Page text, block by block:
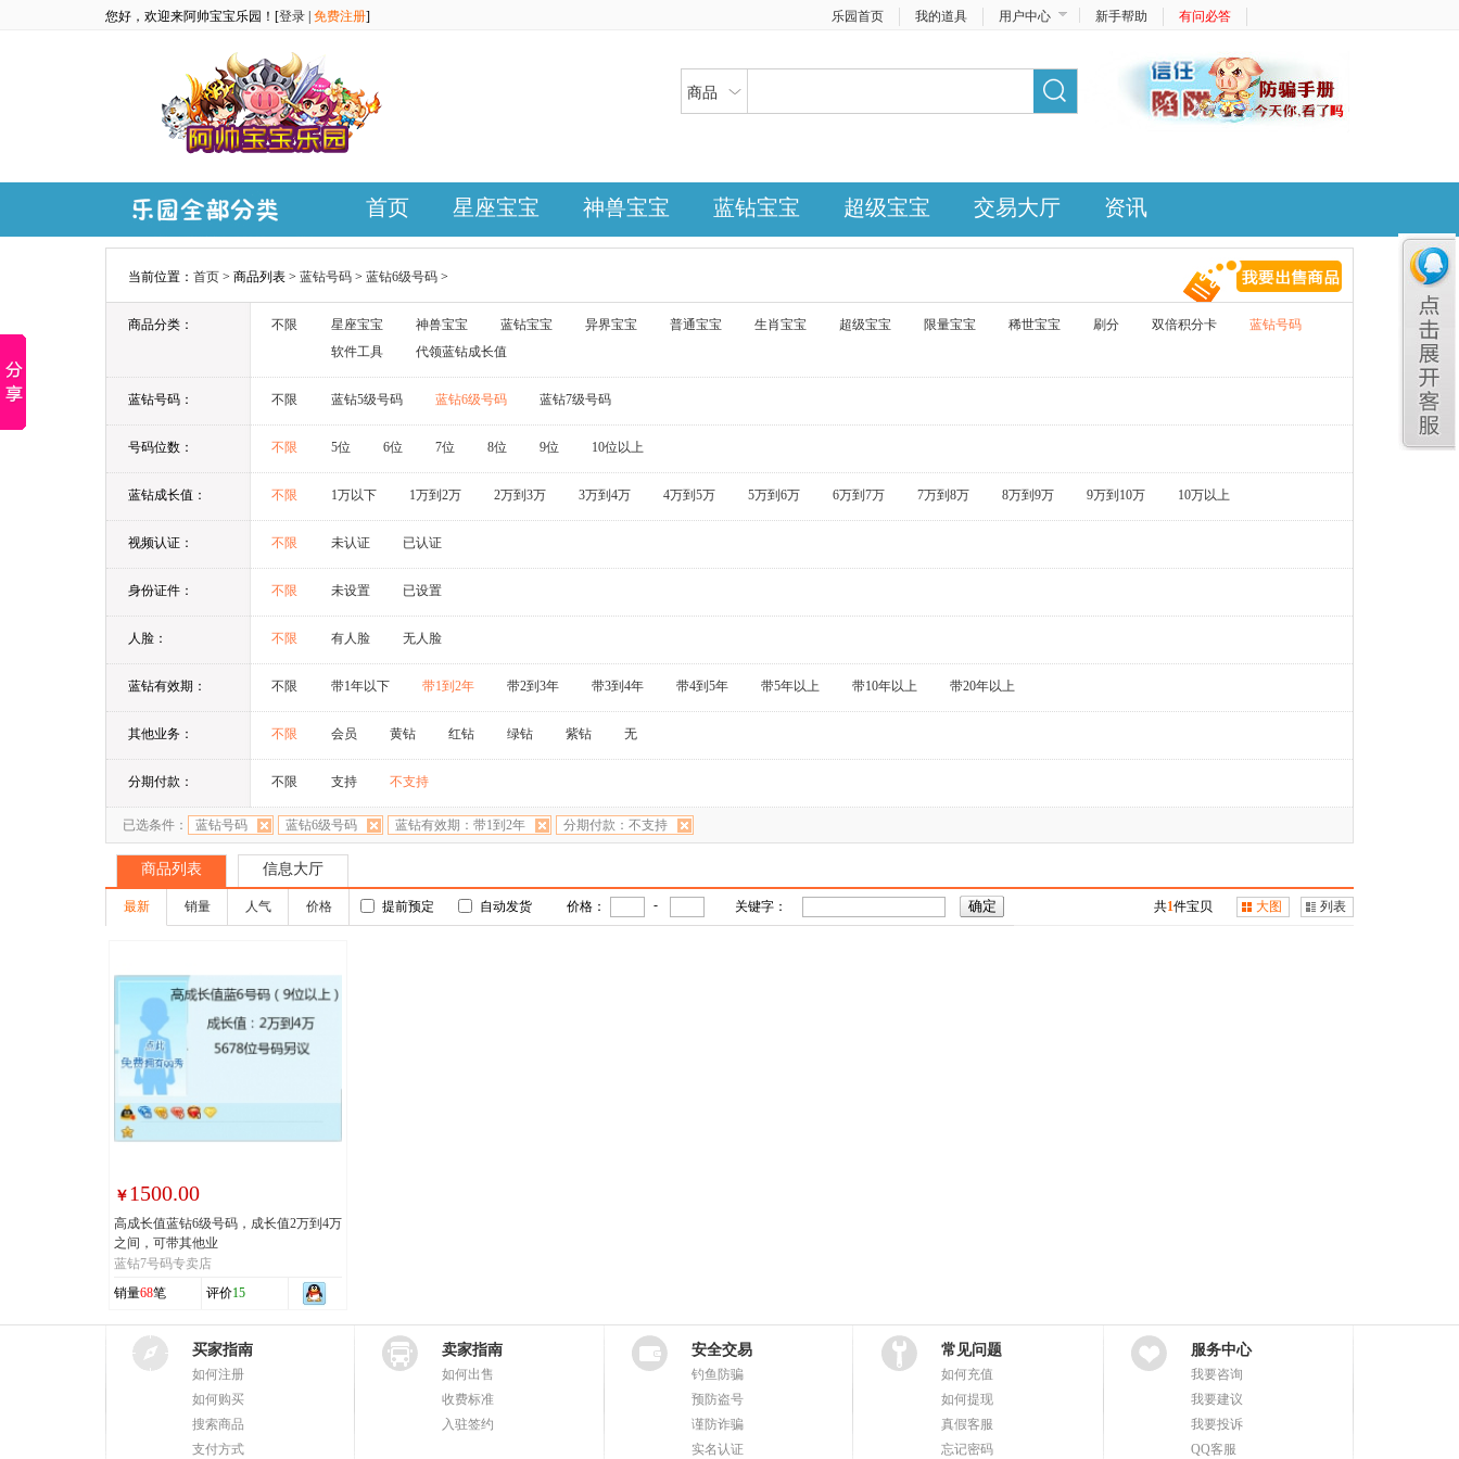
您好，欢迎来阿帅宝宝乐园！[登录 免费注册] 乐园首页 我的道具 用户中心 新手帮助 有问必答
商品
首页 星座宝宝 神兽宝宝 蓝钻宝宝 超级宝宝 交易大厅 资讯
当前位置： 首页 > 商品列表 > 蓝钻号码 > 蓝钻6级号码 >
商品分类： 不限 星座宝宝 神兽宝宝 蓝钻宝宝 异界宝宝 普通宝宝 生肖宝宝 超级宝宝 限量宝宝 稀世宝宝 刷分 双倍积分卡
蓝钻号码
软件工具
代领蓝钻成长值
蓝钻号码： 不限 蓝钻5级号码 蓝钻6级号码 蓝钻7级号码
号码位数： 不限 5位 6位 7位 8位 9位 10位以上
蓝钻成长值： 不限 1万以下 1万到2万 2万到3万 3万到4万 4万到5万 5万到6万 6万到7万 7万到8万 8万到9万 9万到10万 10万以上
视频认证： 不限 未认证 已认证
身份证件： 不限 未设置 已设置
人脸： 不限 有人脸 无人脸
蓝钻有效期： 不限 带1年以下 带1到2年 带2到3年 带3到4年 带4到5年 带5年以上 带10年以上 带20年以上
其他业务： 不限 会员 黄钻 红钻 绿钻 紫钻 无
分期付款： 不限 支持 不支持
已选条件： 蓝钻号码 蓝钻6级号码 蓝钻有效期：带1到2年 分期付款：不支持
商品列表 信息大厅
最新 销量 人气 价格 提前预定 自动发货 价格： - 关键字： 共1件宝贝 列表
大图
￥ 1500.00
高成长值蓝钻6级号码，成长值2万到4万
之间，可带其他业
蓝钻7号码专卖店
销量68笔 评价15
买家指南
如何注册
如何购买
搜索商品
支付方式
卖家指南
如何出售
收费标准
入驻签约
安全交易
钓鱼防骗
预防盗号
谨防诈骗
实名认证
常见问题
如何充值
如何提现
真假客服
忘记密码
服务中心
我要咨询
我要建议
我要投诉
QQ客服